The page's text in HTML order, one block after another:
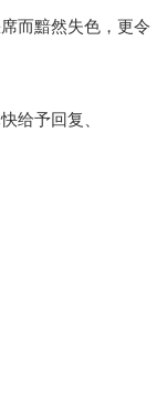
而黯然失色，更令
给予回复、